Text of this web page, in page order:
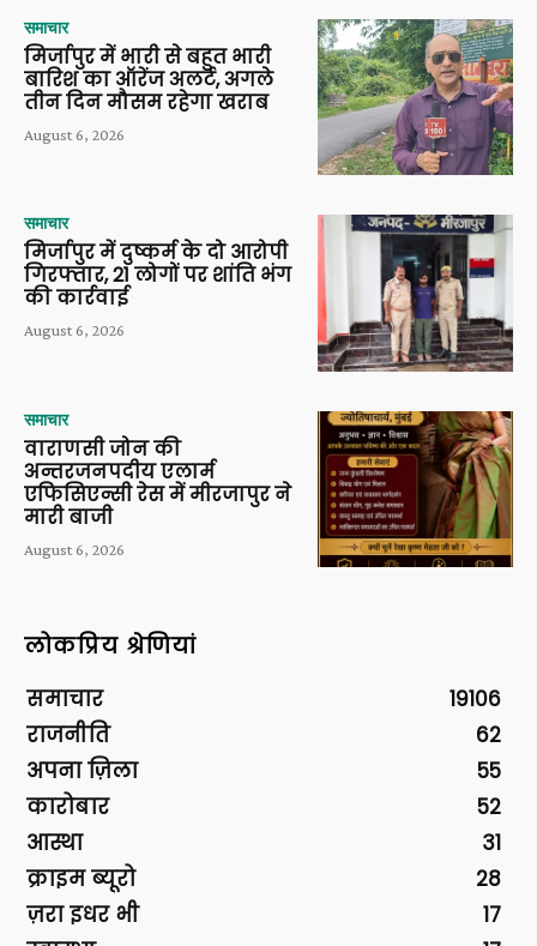
समाचार
मिर्जापुर में भारी से बहुत भारी
बारिश का ऑरेंज अलर्ट, अगले
तीन दिन मौसम रहेगा खराब
August 6, 2026
समाचार
मिर्जापुर में दुष्कर्म के दो आरोपी
गिरफ्तार, 21 लोगों पर शांति भंग
की कार्रवाई
August 6, 2026
समाचार
वाराणसी जोन की
अन्तरजनपदीय एलार्म
एफिसिएन्सी रेस में मीरजापुर ने
मारी बाजी
August 6, 2026
लोकप्रिय श्रेणियां
समाचार
19106
राजनीति
62
अपना ज़िला
55
कारोबार
52
आस्था
31
क्राइम ब्यूरो
28
ज़रा इधर भी
17